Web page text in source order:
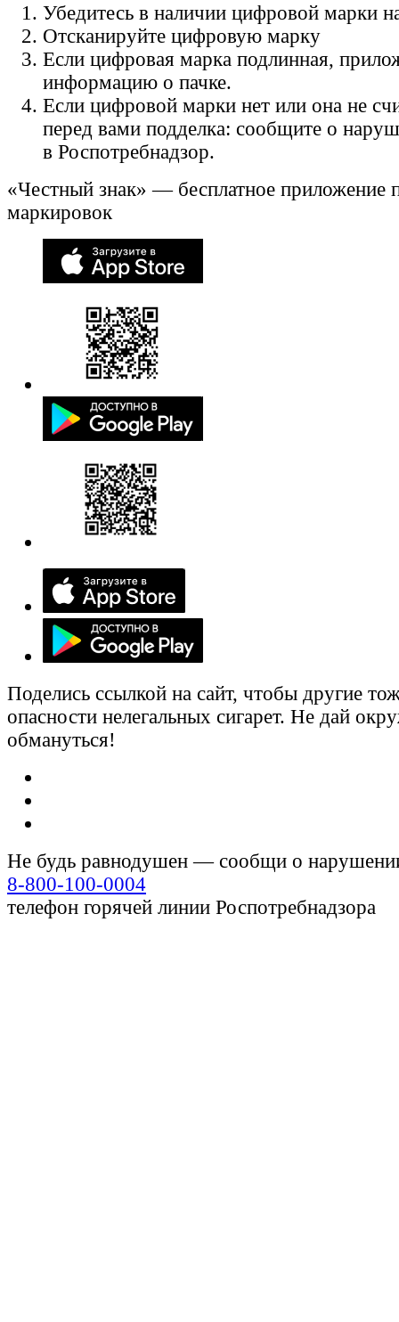
Убедитесь в наличии цифровой марки
Отсканируйте цифровую марку
Если цифровая марка подлинная,
информацию о пачке.
Если цифровой марки нет или она не
перед вами подделка: сообщите о
в Роспотребнадзор.
«Честный знак» — бесплатное приложение
маркировок
Поделись ссылкой на сайт, чтобы другие
опасности нелегальных сигарет. Не дай
обмануться!
Не будь равнодушен — сообщи о
8-800-100-0004
телефон горячей линии Роспотребнадзора